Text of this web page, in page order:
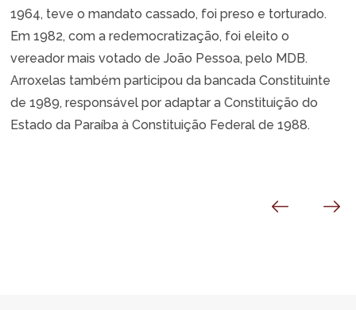
1964, teve o mandato cassado, foi preso e torturado.
Em 1982, com a redemocratização, foi eleito o
vereador mais votado de João Pessoa, pelo MDB.
Arroxelas também participou da bancada Constituinte
de 1989, responsável por adaptar a Constituição do
Estado da Paraíba à Constituição Federal de 1988.